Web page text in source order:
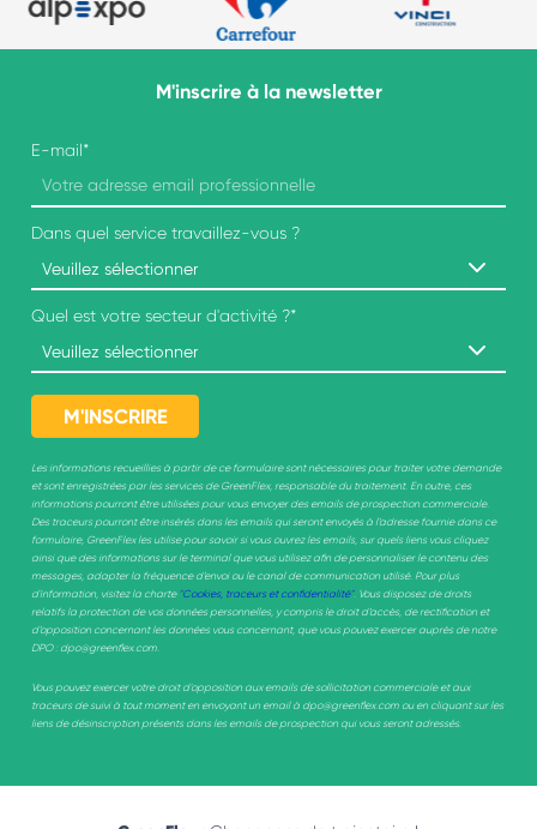
M'inscrire à la newsletter
E-mail*
Dans quel service travaillez-vous ?
Quel est votre secteur d'activité ?*
Les informations recueillies à partir de ce formulaire sont nécessaires pour traiter votre demande
et sont enregistrées par les services de GreenFlex, responsable du traitement. En outre, ces
informations pourront être utilisées pour vous envoyer des emails de prospection commerciale.
Des traceurs pourront être insérés dans les emails qui seront envoyés à l’adresse fournie dans ce
formulaire, GreenFlex les utilise pour savoir si vous ouvrez les emails, sur quels liens vous cliquez
ainsi que des informations sur le terminal que vous utilisez afin de personnaliser le contenu des
messages, adapter la fréquence d’envoi ou le canal de communication utilisé. Pour plus
d'information, visitez la charte "Cookies, traceurs et confidentialité". Vous disposez de droits
relatifs la protection de vos données personnelles, y compris le droit d’accès, de rectification et
d’opposition concernant les données vous concernant, que vous pouvez exercer auprès de notre
DPO : dpo@greenflex.com.
Vous pouvez exercer votre droit d'opposition aux emails de sollicitation commerciale et aux
traceurs de suivi à tout moment en envoyant un email à dpo@greenflex.com ou en cliquant sur les
liens de désinscription présents dans les emails de prospection qui vous seront adressés.